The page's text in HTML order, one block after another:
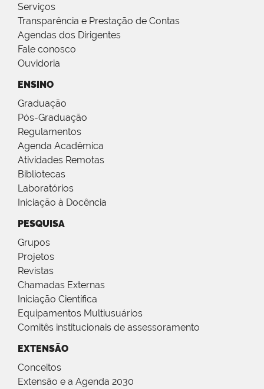
Serviços
Transparência e Prestação de Contas
Agendas dos Dirigentes
Fale conosco
Ouvidoria
ENSINO
Graduação
Pós-Graduação
Regulamentos
Agenda Acadêmica
Atividades Remotas
Bibliotecas
Laboratórios
Iniciação à Docência
PESQUISA
Grupos
Projetos
Revistas
Chamadas Externas
Iniciação Científica
Equipamentos Multiusuários
Comitês institucionais de assessoramento
EXTENSÃO
Conceitos
Extensão e a Agenda 2030